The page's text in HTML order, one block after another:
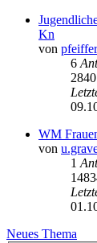
Kn
von pfeiffer
6
WM
von
1
Neues Thema